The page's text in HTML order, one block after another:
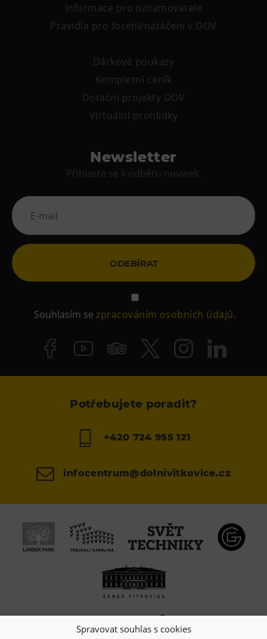
Spravovat souhlas s cookies
Informace pro oznamovatele
Pravidla pro focení/natáčení v DOV
Dárkové poukazy
Kompletní ceník
Dotační projekty DOV
Virtuální prohlídky
Newsletter
Přihlaste se k odběru novinek.
ODEBÍRAT
Souhlasím sezpracováním osobních údajů.
Potřebujete poradit?
+420 724 955 121
infocentrum@dolnivitkovice.cz